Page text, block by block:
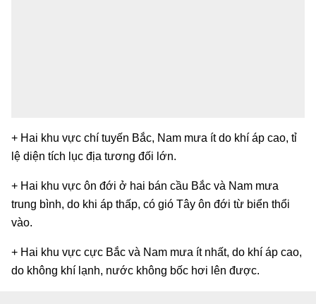
+ Hai khu vực chí tuyến Bắc, Nam mưa ít do khí áp cao, tỉ
lệ diện tích lục địa tương đối lớn.
+ Hai khu vực ôn đới ở hai bán cầu Bắc và Nam mưa
trung bình, do khi áp thấp, có gió Tây ôn đới từ biển thổi
vào.
+ Hai khu vực cực Bắc và Nam mưa ít nhất, do khí áp cao,
do không khí lạnh, nước không bốc hơi lên được.